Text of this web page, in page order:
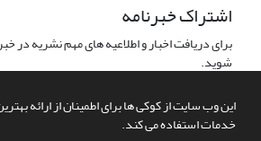
این وب سایت از کوکی ها برای اطمینان از ارائه
خدمات استفاده می کند.
اشتراک خبرنامه
برای دریافت اخبار و اطلاعیه های مهم نشریه در
شوید.